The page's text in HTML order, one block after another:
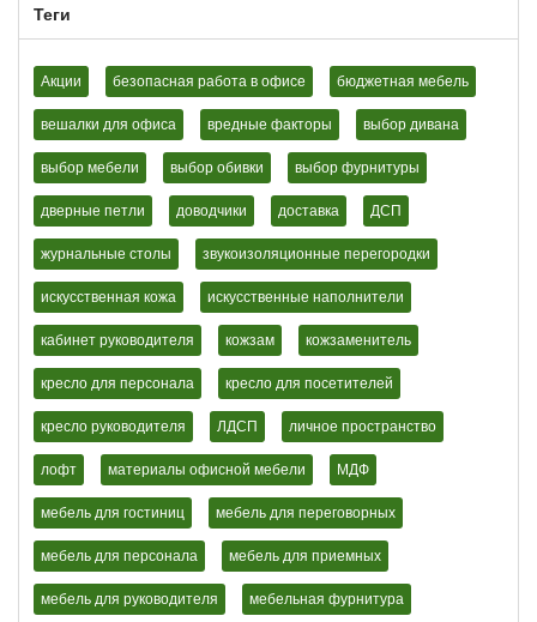
Теги
Акции безопасная работа в офисе бюджетная мебель
вешалки для офиса вредные факторы выбор дивана
выбор мебели выбор обивки выбор фурнитуры
дверные петли доводчики доставка ДСП
журнальные столы звукоизоляционные перегородки
искусственная кожа искусственные наполнители
кабинет руководителя кожзам кожзаменитель
кресло для персонала кресло для посетителей
кресло руководителя ЛДСП личное пространство
лофт материалы офисной мебели МДФ
мебель для гостиниц мебель для переговорных
мебель для персонала мебель для приемных
мебель для руководителя мебельная фурнитура